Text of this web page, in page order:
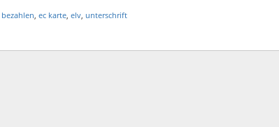
bezahlen, ec karte, elv, unterschrift